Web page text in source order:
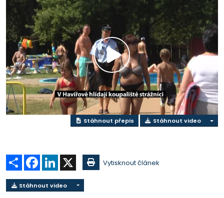
Přehrát
video
Stáhnout přepis Stáhnout video
Sdílet Facebook
LinkedIn Vytisknout článek
Stáhnout video